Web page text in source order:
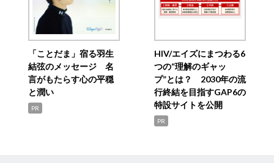
「ことだま」宿る羽生
結弦のメッセージ 名
言がもたらす心の平穏
と潤い
PR
HIV/エイズにまつわる6
つの“理解のギャッ
プ”とは？ 2030年の流
行終結を目指すGAP6の
特設サイトを公開
PR